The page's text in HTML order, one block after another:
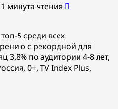
1 минута чтения
5 среди всех
с рекордной для
3,8% по аудитории 4-8 лет,
0+, TV Index Plus,